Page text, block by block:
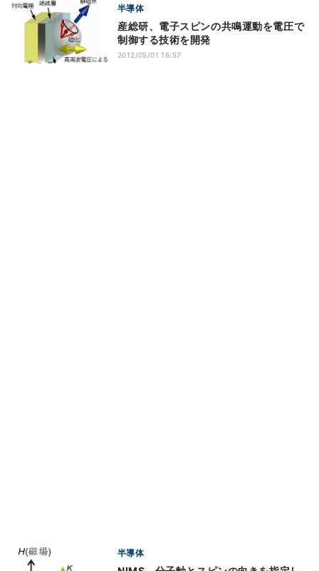
半導体
産総研、電子スピンの共鳴運動を電圧で
制御する技術を開発
2012/05/01 16:57
半導体